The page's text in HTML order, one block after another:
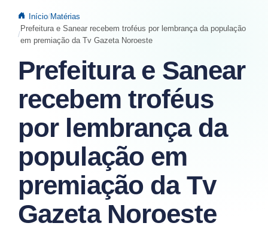
Início Matérias
Prefeitura e Sanear recebem troféus por lembrança da população
em premiação da Tv Gazeta Noroeste
Prefeitura e Sanear
recebem troféus
por lembrança da
população em
premiação da Tv
Gazeta Noroeste